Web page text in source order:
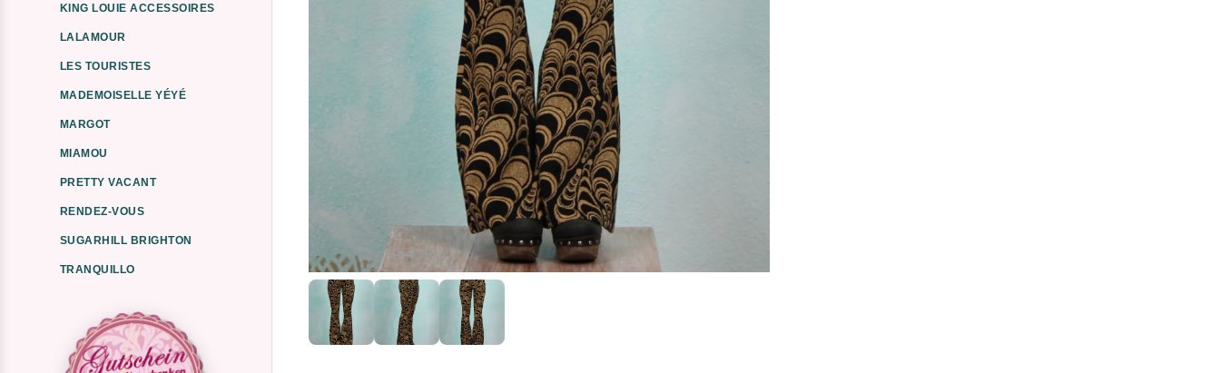
KING LOUIE ACCESSOIRES
LALAMOUR
LES TOURISTES
MADEMOISELLE YÉYÉ
MARGOT
MIAMOU
PRETTY VACANT
RENDEZ-VOUS
SUGARHILL BRIGHTON
TRANQUILLO